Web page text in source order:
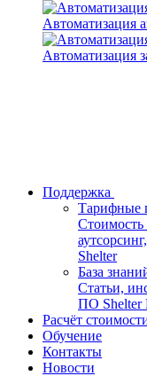
Автоматизация
Автоматизация
Поддержка
Тарифные
Стоимость
Shelter
База
Статьи,
ПО Shelter
Расчёт
Обучение
Контакты
Новости